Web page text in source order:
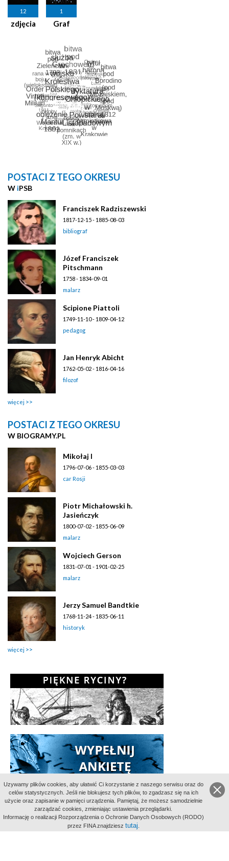
12
zdjęcia
1
Graf
POSTACI Z TEGO OKRESU
W iPSB
Franciszek Radziszewski
1817-12-15 - 1885-08-03
bibliograf
Józef Franciszek
Pitschmann
1758 - 1834-09-01
malarz
Scipione Piattoli
1749-11-10 - 1809-04-12
pedagog
Jan Henryk Abicht
1762-05-02 - 1816-04-16
filozof
więcej
POSTACI Z TEGO OKRESU
W BIOGRAMY.PL
Mikołaj I
1796-07-06 - 1855-03-03
car Rosji
Piotr Michałowski h.
Jasieńczyk
1800-07-02 - 1855-06-09
malarz
Wojciech Gerson
1831-07-01 - 1901-02-25
malarz
Jerzy Samuel Bandtkie
1768-11-24 - 1835-06-11
historyk
więcej
Uzywamy plików cookies, aby ułatwić Ci korzystanie z naszego serwisu oraz do
celów statystycznych. Jeśli nie blokujesz tych plików, to zgadzasz się na ich
użycie oraz zapisanie w pamięci urządzenia. Pamiętaj, że możesz samodzielnie
zarządzać cookies, zmieniając ustawienia przeglądarki.
Informację o realizacji Rozporządzenia o Ochronie Danych Osobowych (RODO)
przez FINA znajdziesz tutaj